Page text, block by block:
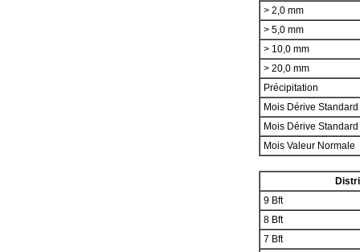
> 2,0 mm
> 5,0 mm
> 10,0 mm
> 20,0 mm
Précipitation
Mois Dérive Standard
Mois Dérive Standard
Mois Valeur Normale
9 Bft
8 Bft
7 Bft